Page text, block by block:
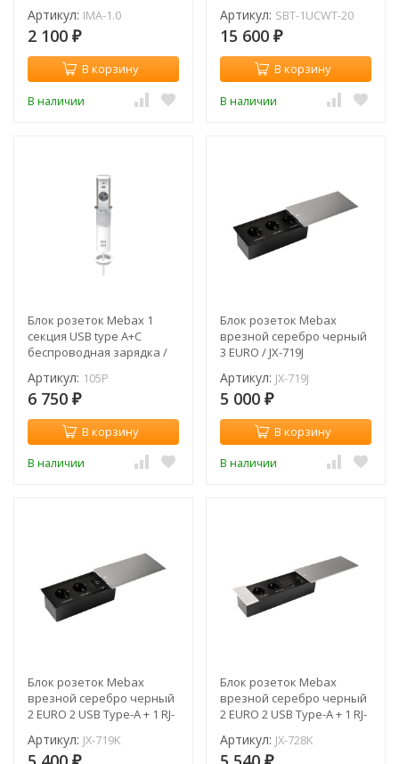
1.0
Артикул: IMA-1.0
2 100 ₽
В корзину
В наличии
зарядкой / с кабелем /
черная / SBT-1UCWT-20
Артикул: SBT-1UCWT-20
15 600 ₽
В корзину
В наличии
Блок розеток Mebax 1
секция USB type A+C
беспроводная зарядка /
Артикул: 105P
6 750 ₽
В корзину
В наличии
Блок розеток Mebax
врезной серебро черный
3 EURO / JX-719J
Артикул: JX-719J
5 000 ₽
В корзину
В наличии
Блок розеток Mebax
врезной серебро черный
2 EURO 2 USB Type-A + 1 RJ-
Артикул: JX-719K
₽
Блок розеток Mebax
врезной серебро черный
2 EURO 2 USB Type-A + 1 RJ-
Артикул: JX-728K
₽